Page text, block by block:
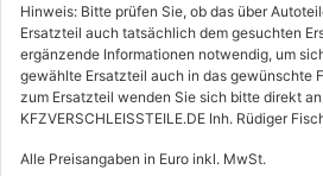
Hinweis: Bitte prüfen Sie, ob das über
Ersatzteil auch tatsächlich dem gesuchten
ergänzende Informationen notwendig, um
gewählte Ersatzteil auch in das gewünschte
zum Ersatzteil wenden Sie sich bitte direkt
KFZVERSCHLEISSTEILE.DE Inh. Rüdiger
Alle Preisangaben in Euro inkl. MwSt.